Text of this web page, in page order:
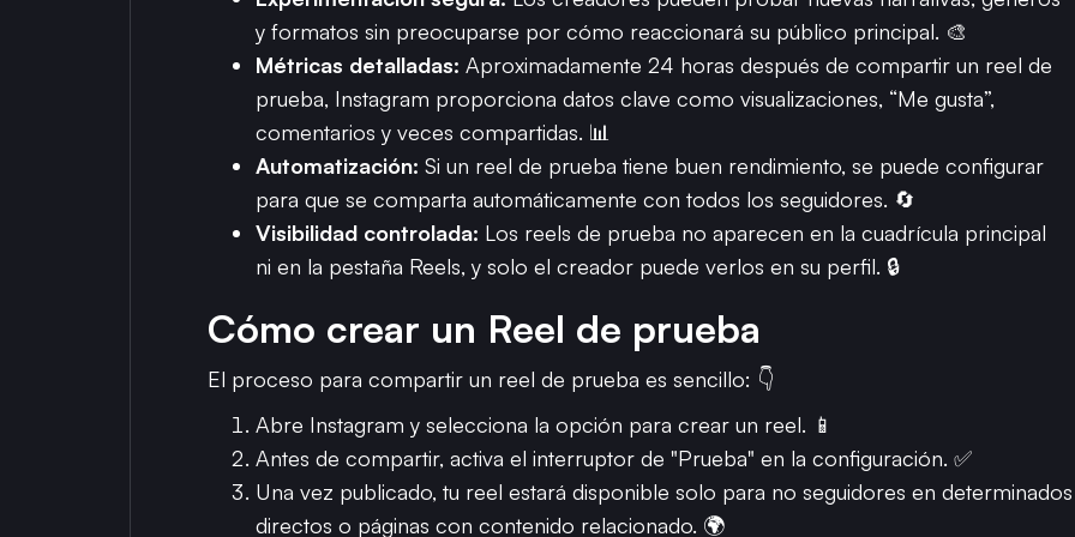
y formatos sin preocuparse por cómo reaccionará su público principal. 🎨
Métricas detalladas: Aproximadamente 24 horas después de compartir un reel de
prueba, Instagram proporciona datos clave como visualizaciones, “Me gusta”,
comentarios y veces compartidas. 📊
Automatización: Si un reel de prueba tiene buen rendimiento, se puede configurar
para que se comparta automáticamente con todos los seguidores. 🔄
Visibilidad controlada: Los reels de prueba no aparecen en la cuadrícula principal
ni en la pestaña Reels, y solo el creador puede verlos en su perfil. 🔒
Cómo crear un Reel de prueba
El proceso para compartir un reel de prueba es sencillo: 👇
Abre Instagram y selecciona la opción para crear un reel. 📱
Antes de compartir, activa el interruptor de "Prueba" en la configuración. ✅
Una vez publicado, tu reel estará disponible solo para no seguidores en
directos o páginas con contenido relacionado. 🌍